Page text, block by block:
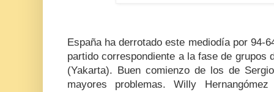
España ha derrotado este mediodía por 94-
partido correspondiente a la fase de grupos
(Yakarta). Buen comienzo de los de
mayores problemas. Willy